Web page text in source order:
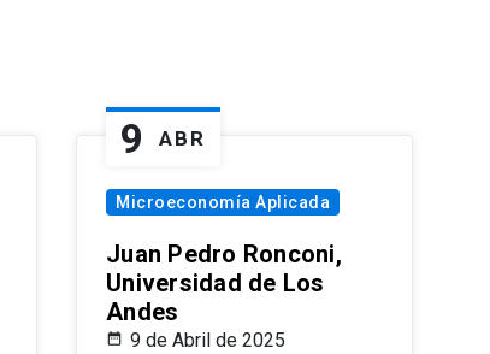
9 ABR
Microeconomía Aplicada
Juan Pedro Ronconi,
Universidad de Los
Andes
9 de Abril de 2025